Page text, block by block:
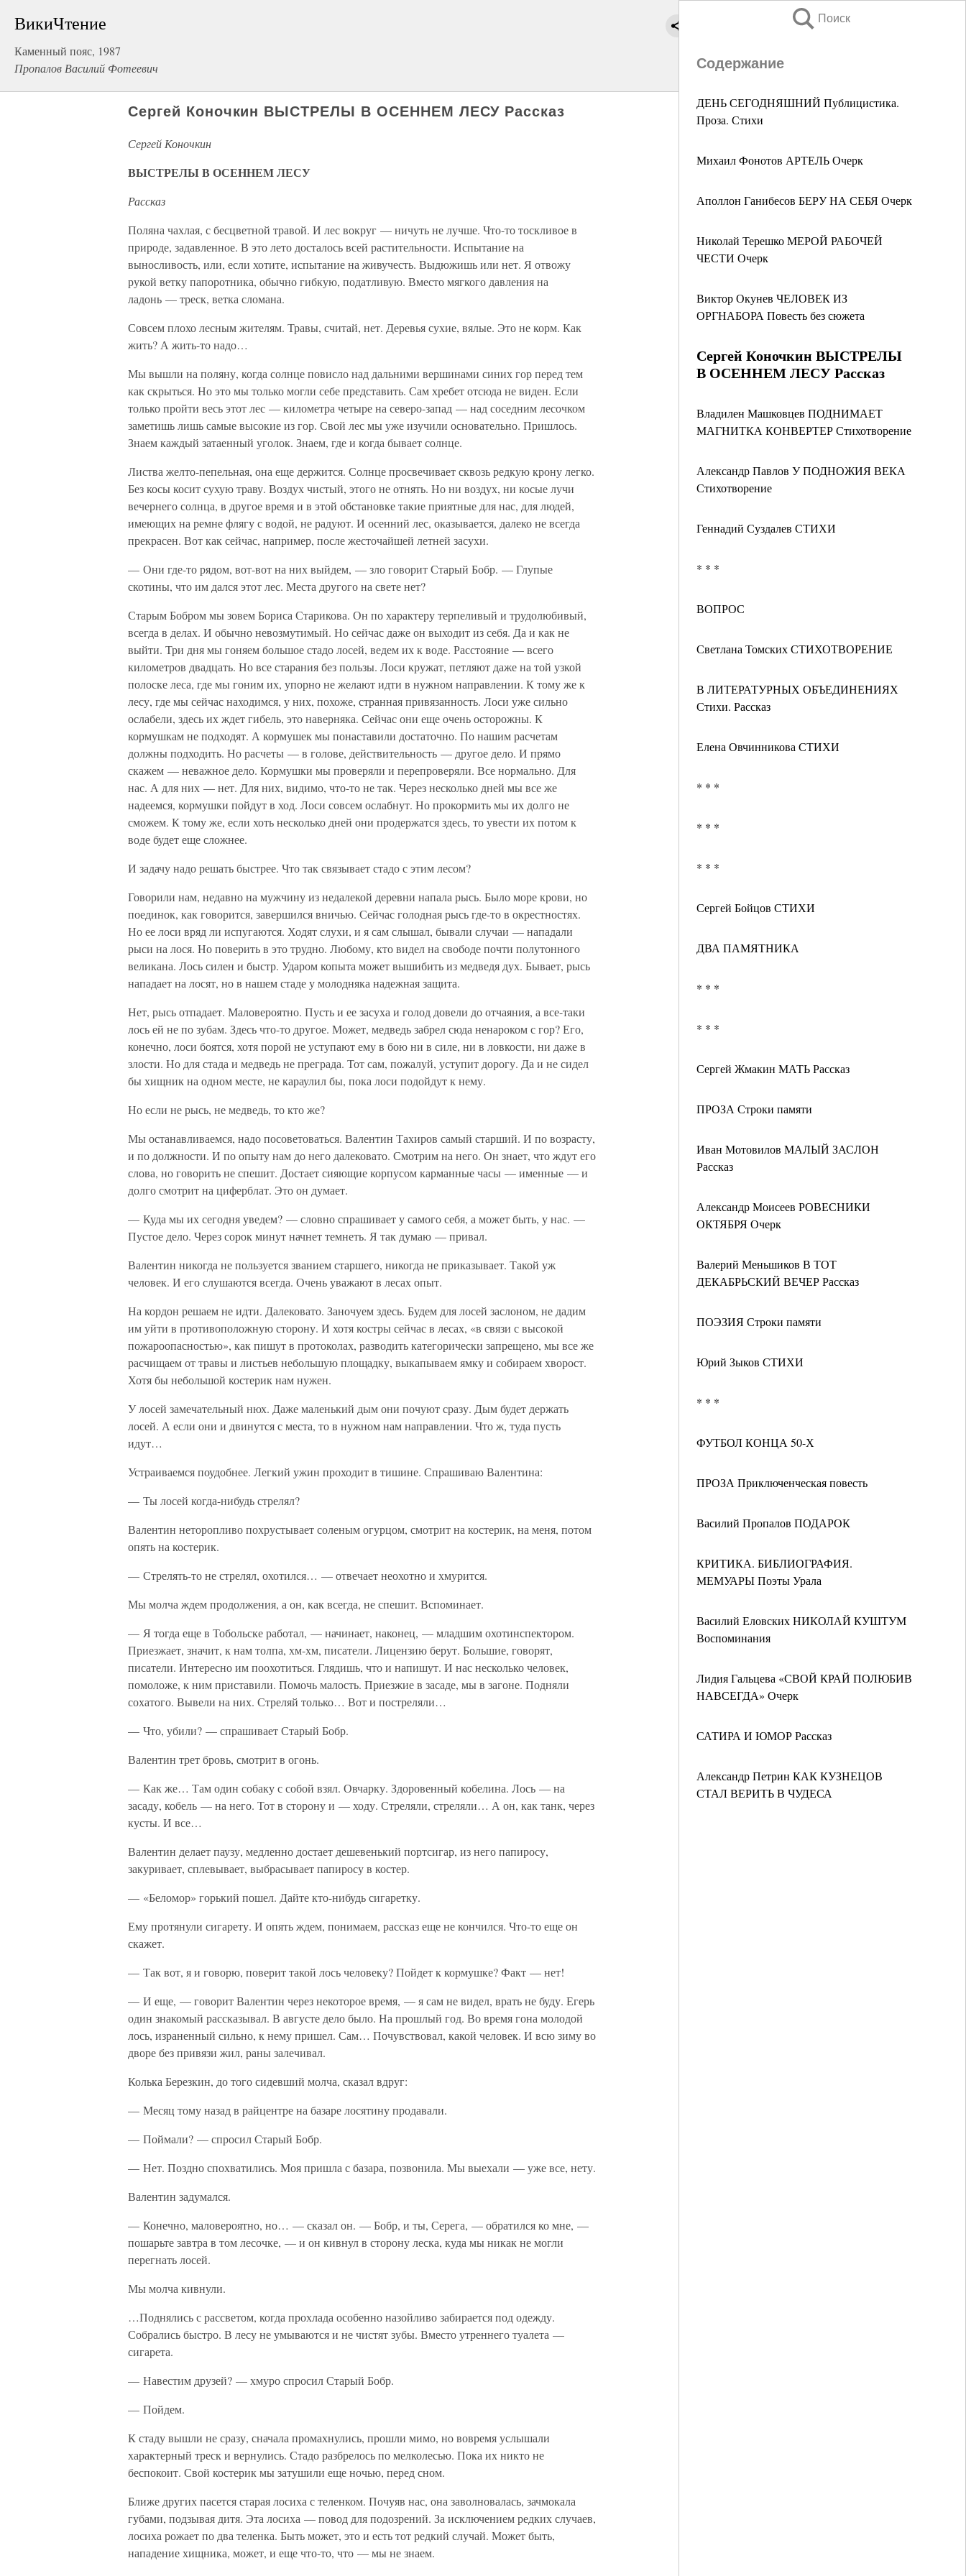
ВикиЧтение
Каменный пояс, 1987
Пропалов Василий Фотеевич
Поиск
Содержание
ДЕНЬ СЕГОДНЯШНИЙ Публицистика.
Проза. Стихи
Михаил Фонотов АРТЕЛЬ Очерк
Аполлон Ганибесов БЕРУ НА СЕБЯ Очерк
Николай Терешко МЕРОЙ РАБОЧЕЙ
ЧЕСТИ Очерк
Виктор Окунев ЧЕЛОВЕК ИЗ
ОРГНАБОРА Повесть без сюжета
Сергей Коночкин ВЫСТРЕЛЫ
В ОСЕННЕМ ЛЕСУ Рассказ
Владилен Машковцев ПОДНИМАЕТ
МАГНИТКА КОНВЕРТЕР Стихотворение
Александр Павлов У ПОДНОЖИЯ ВЕКА
Стихотворение
Геннадий Суздалев СТИХИ
* * *
ВОПРОС
Светлана Томских СТИХОТВОРЕНИЕ
В ЛИТЕРАТУРНЫХ ОБЪЕДИНЕНИЯХ
Стихи. Рассказ
Елена Овчинникова СТИХИ
* * *
* * *
* * *
Сергей Бойцов СТИХИ
ДВА ПАМЯТНИКА
* * *
* * *
Сергей Жмакин МАТЬ Рассказ
ПРОЗА Строки памяти
Иван Мотовилов МАЛЫЙ ЗАСЛОН
Рассказ
Александр Моисеев РОВЕСНИКИ
ОКТЯБРЯ Очерк
Валерий Меньшиков В ТОТ
ДЕКАБРЬСКИЙ ВЕЧЕР Рассказ
ПОЭЗИЯ Строки памяти
Юрий Зыков СТИХИ
* * *
ФУТБОЛ КОНЦА 50-Х
ПРОЗА Приключенческая повесть
Василий Пропалов ПОДАРОК
КРИТИКА. БИБЛИОГРАФИЯ.
МЕМУАРЫ Поэты Урала
Василий Еловских НИКОЛАЙ КУШТУМ
Воспоминания
Лидия Гальцева «СВОЙ КРАЙ ПОЛЮБИВ
НАВСЕГДА» Очерк
САТИРА И ЮМОР Рассказ
Александр Петрин КАК КУЗНЕЦОВ
СТАЛ ВЕРИТЬ В ЧУДЕСА
Сергей Коночкин ВЫСТРЕЛЫ В ОСЕННЕМ ЛЕСУ Рассказ
Сергей Коночкин
ВЫСТРЕЛЫ В ОСЕННЕМ ЛЕСУ
Рассказ
Поляна чахлая, с бесцветной травой. И лес вокруг — ничуть не лучше. Что-то тоскливое в
природе, задавленное. В это лето досталось всей растительности. Испытание на
выносливость, или, если хотите, испытание на живучесть. Выдюжишь или нет. Я отвожу
рукой ветку папоротника, обычно гибкую, податливую. Вместо мягкого давления на
ладонь — треск, ветка сломана.
Совсем плохо лесным жителям. Травы, считай, нет. Деревья сухие, вялые. Это не корм. Как
жить? А жить-то надо…
Мы вышли на поляну, когда солнце повисло над дальними вершинами синих гор перед тем
как скрыться. Но это мы только могли себе представить. Сам хребет отсюда не виден. Если
только пройти весь этот лес — километра четыре на северо-запад — над соседним лесочком
заметишь лишь самые высокие из гор. Свой лес мы уже изучили основательно. Пришлось.
Знаем каждый затаенный уголок. Знаем, где и когда бывает солнце.
Листва желто-пепельная, она еще держится. Солнце просвечивает сквозь редкую крону легко.
Без косы косит сухую траву. Воздух чистый, этого не отнять. Но ни воздух, ни косые лучи
вечернего солнца, в другое время и в этой обстановке такие приятные для нас, для людей,
имеющих на ремне флягу с водой, не радуют. И осенний лес, оказывается, далеко не всегда
прекрасен. Вот как сейчас, например, после жесточайшей летней засухи.
— Они где-то рядом, вот-вот на них выйдем, — зло говорит Старый Бобр. — Глупые
скотины, что им дался этот лес. Места другого на свете нет?
Старым Бобром мы зовем Бориса Старикова. Он по характеру терпеливый и трудолюбивый,
всегда в делах. И обычно невозмутимый. Но сейчас даже он выходит из себя. Да и как не
выйти. Три дня мы гоняем большое стадо лосей, ведем их к воде. Расстояние — всего
километров двадцать. Но все старания без пользы. Лоси кружат, петляют даже на той узкой
полоске леса, где мы гоним их, упорно не желают идти в нужном направлении. К тому же к
лесу, где мы сейчас находимся, у них, похоже, странная привязанность. Лоси уже сильно
ослабели, здесь их ждет гибель, это наверняка. Сейчас они еще очень осторожны. К
кормушкам не подходят. А кормушек мы понаставили достаточно. По нашим расчетам
должны подходить. Но расчеты — в голове, действительность — другое дело. И прямо
скажем — неважное дело. Кормушки мы проверяли и перепроверяли. Все нормально. Для
нас. А для них — нет. Для них, видимо, что-то не так. Через несколько дней мы все же
надеемся, кормушки пойдут в ход. Лоси совсем ослабнут. Но прокормить мы их долго не
сможем. К тому же, если хоть несколько дней они продержатся здесь, то увести их потом к
воде будет еще сложнее.
И задачу надо решать быстрее. Что так связывает стадо с этим лесом?
Говорили нам, недавно на мужчину из недалекой деревни напала рысь. Было море крови, но
поединок, как говорится, завершился вничью. Сейчас голодная рысь где-то в окрестностях.
Но ее лоси вряд ли испугаются. Ходят слухи, и я сам слышал, бывали случаи — нападали
рыси на лося. Но поверить в это трудно. Любому, кто видел на свободе почти полутонного
великана. Лось силен и быстр. Ударом копыта может вышибить из медведя дух. Бывает, рысь
нападает на лосят, но в нашем стаде у молодняка надежная защита.
Нет, рысь отпадает. Маловероятно. Пусть и ее засуха и голод довели до отчаяния, а все-таки
лось ей не по зубам. Здесь что-то другое. Может, медведь забрел сюда ненароком с гор? Его,
конечно, лоси боятся, хотя порой не уступают ему в бою ни в силе, ни в ловкости, ни даже в
злости. Но для стада и медведь не преграда. Тот сам, пожалуй, уступит дорогу. Да и не сидел
бы хищник на одном месте, не караулил бы, пока лоси подойдут к нему.
Но если не рысь, не медведь, то кто же?
Мы останавливаемся, надо посоветоваться. Валентин Тахиров самый старший. И по возрасту,
и по должности. И по опыту нам до него далековато. Смотрим на него. Он знает, что ждут его
слова, но говорить не спешит. Достает сияющие корпусом карманные часы — именные — и
долго смотрит на циферблат. Это он думает.
— Куда мы их сегодня уведем? — словно спрашивает у самого себя, а может быть, у нас. —
Пустое дело. Через сорок минут начнет темнеть. Я так думаю — привал.
Валентин никогда не пользуется званием старшего, никогда не приказывает. Такой уж
человек. И его слушаются всегда. Очень уважают в лесах опыт.
На кордон решаем не идти. Далековато. Заночуем здесь. Будем для лосей заслоном, не дадим
им уйти в противоположную сторону. И хотя костры сейчас в лесах, «в связи с высокой
пожароопасностью», как пишут в протоколах, разводить категорически запрещено, мы все же
расчищаем от травы и листьев небольшую площадку, выкапываем ямку и собираем хворост.
Хотя бы небольшой костерик нам нужен.
У лосей замечательный нюх. Даже маленький дым они почуют сразу. Дым будет держать
лосей. А если они и двинутся с места, то в нужном нам направлении. Что ж, туда пусть
идут…
Устраиваемся поудобнее. Легкий ужин проходит в тишине. Спрашиваю Валентина:
— Ты лосей когда-нибудь стрелял?
Валентин неторопливо похрустывает соленым огурцом, смотрит на костерик, на меня, потом
опять на костерик.
— Стрелять-то не стрелял, охотился… — отвечает неохотно и хмурится.
Мы молча ждем продолжения, а он, как всегда, не спешит. Вспоминает.
— Я тогда еще в Тобольске работал, — начинает, наконец, — младшим охотинспектором.
Приезжает, значит, к нам толпа, хм-хм, писатели. Лицензию берут. Большие, говорят,
писатели. Интересно им поохотиться. Глядишь, что и напишут. И нас несколько человек,
помоложе, к ним приставили. Помочь малость. Приезжие в засаде, мы в загоне. Подняли
сохатого. Вывели на них. Стреляй только… Вот и постреляли…
— Что, убили? — спрашивает Старый Бобр.
Валентин трет бровь, смотрит в огонь.
— Как же… Там один собаку с собой взял. Овчарку. Здоровенный кобелина. Лось — на
засаду, кобель — на него. Тот в сторону и — ходу. Стреляли, стреляли… А он, как танк, через
кусты. И все…
Валентин делает паузу, медленно достает дешевенький портсигар, из него папиросу,
закуривает, сплевывает, выбрасывает папиросу в костер.
— «Беломор» горький пошел. Дайте кто-нибудь сигаретку.
Ему протянули сигарету. И опять ждем, понимаем, рассказ еще не кончился. Что-то еще он
скажет.
— Так вот, я и говорю, поверит такой лось человеку? Пойдет к кормушке? Факт — нет!
— И еще, — говорит Валентин через некоторое время, — я сам не видел, врать не буду. Егерь
один знакомый рассказывал. В августе дело было. На прошлый год. Во время гона молодой
лось, израненный сильно, к нему пришел. Сам… Почувствовал, какой человек. И всю зиму во
дворе без привязи жил, раны залечивал.
Колька Березкин, до того сидевший молча, сказал вдруг:
— Месяц тому назад в райцентре на базаре лосятину продавали.
— Поймали? — спросил Старый Бобр.
— Нет. Поздно спохватились. Моя пришла с базара, позвонила. Мы выехали — уже все, нету.
Валентин задумался.
— Конечно, маловероятно, но… — сказал он. — Бобр, и ты, Серега, — обратился ко мне, —
пошарьте завтра в том лесочке, — и он кивнул в сторону леска, куда мы никак не могли
перегнать лосей.
Мы молча кивнули.
…Поднялись с рассветом, когда прохлада особенно назойливо забирается под одежду.
Собрались быстро. В лесу не умываются и не чистят зубы. Вместо утреннего туалета —
сигарета.
— Навестим друзей? — хмуро спросил Старый Бобр.
— Пойдем.
К стаду вышли не сразу, сначала промахнулись, прошли мимо, но вовремя услышали
характерный треск и вернулись. Стадо разбрелось по мелколесью. Пока их никто не
беспокоит. Свой костерик мы затушили еще ночью, перед сном.
Ближе других пасется старая лосиха с теленком. Почуяв нас, она заволновалась, зачмокала
губами, подзывая дитя. Эта лосиха — повод для подозрений. За исключением редких случаев,
лосиха рожает по два теленка. Быть может, это и есть тот редкий случай. Может быть,
нападение хищника, может, и еще что-то, что — мы не знаем.